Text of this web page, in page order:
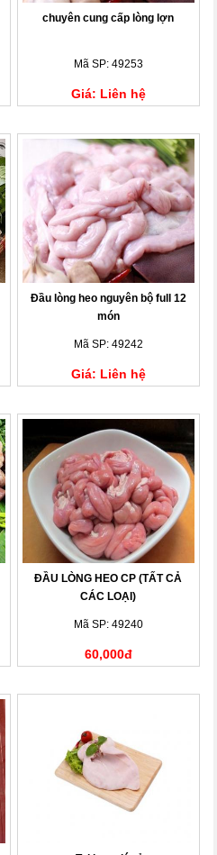
chuyên cung cấp lòng lợn
Mã SP: 49253
Giá: Liên hệ
Đầu lòng heo nguyên bộ full 12
món
Mã SP: 49242
Giá: Liên hệ
ĐẦU LÒNG HEO CP (TẤT CẢ
CÁC LOẠI)
Mã SP: 49240
60,000đ